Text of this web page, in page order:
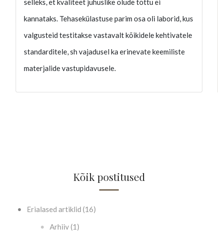
Kõik postitused
Erialased artiklid (16)
Arhiiv (1)
selleks, et kvaliteet juhuslike olude tõttu ei
kannataks. Tehasekülastuse parim osa oli laborid, kus
valgusteid testitakse vastavalt kõikidele kehtivatele
standarditele, sh vajadusel ka erinevate keemiliste
materjalide vastupidavusele.